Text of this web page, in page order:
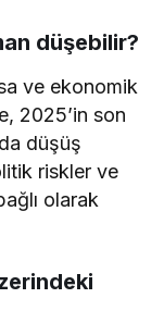
düşebilir?
ve ekonomik
2025’in son
düşüş
riskler ve
olarak